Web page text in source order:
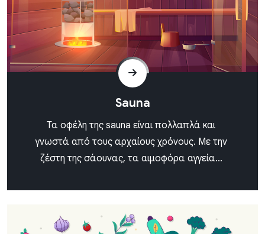
Sauna
Τα οφέλη της sauna είναι πολλαπλά και
γνωστά από τους αρχαίους χρόνους. Με την
ζέστη της σάουνας, τα αιμοφόρα αγγεία...